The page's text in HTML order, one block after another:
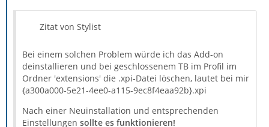
Zitat von Stylist
Bei einem solchen Problem würde ich das Add-on
deinstallieren und bei geschlossenem TB im Profil im
Ordner 'extensions' die .xpi-Datei löschen, lautet bei mir
{a300a000-5e21-4ee0-a115-9ec8f4eaa92b}.xpi
Nach einer Neuinstallation und entsprechenden
Einstellungen sollte es funktionieren!